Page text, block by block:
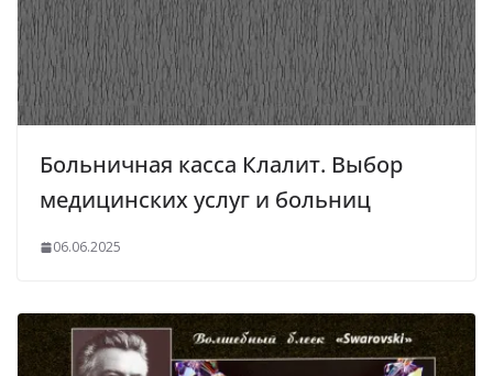
Больничная касса Клалит. Выбор
медицинских услуг и больниц
06.06.2025